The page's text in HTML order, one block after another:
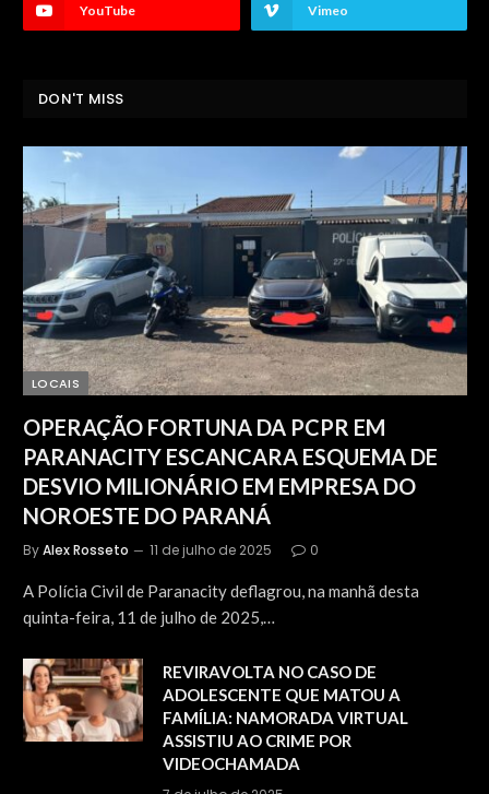
YouTube Vimeo
DON'T MISS
LOCAIS
OPERAÇÃO FORTUNA DA PCPR EM
PARANACITY ESCANCARA ESQUEMA DE
DESVIO MILIONÁRIO EM EMPRESA DO
NOROESTE DO PARANÁ
ByAlex Rosseto 11 de julho de 2025 0
A Polícia Civil de Paranacity deflagrou, na manhã desta
quinta-feira, 11 de julho de 2025,…
REVIRAVOLTA NO CASO DE
ADOLESCENTE QUE MATOU A
FAMÍLIA: NAMORADA VIRTUAL
ASSISTIU AO CRIME POR
VIDEOCHAMADA